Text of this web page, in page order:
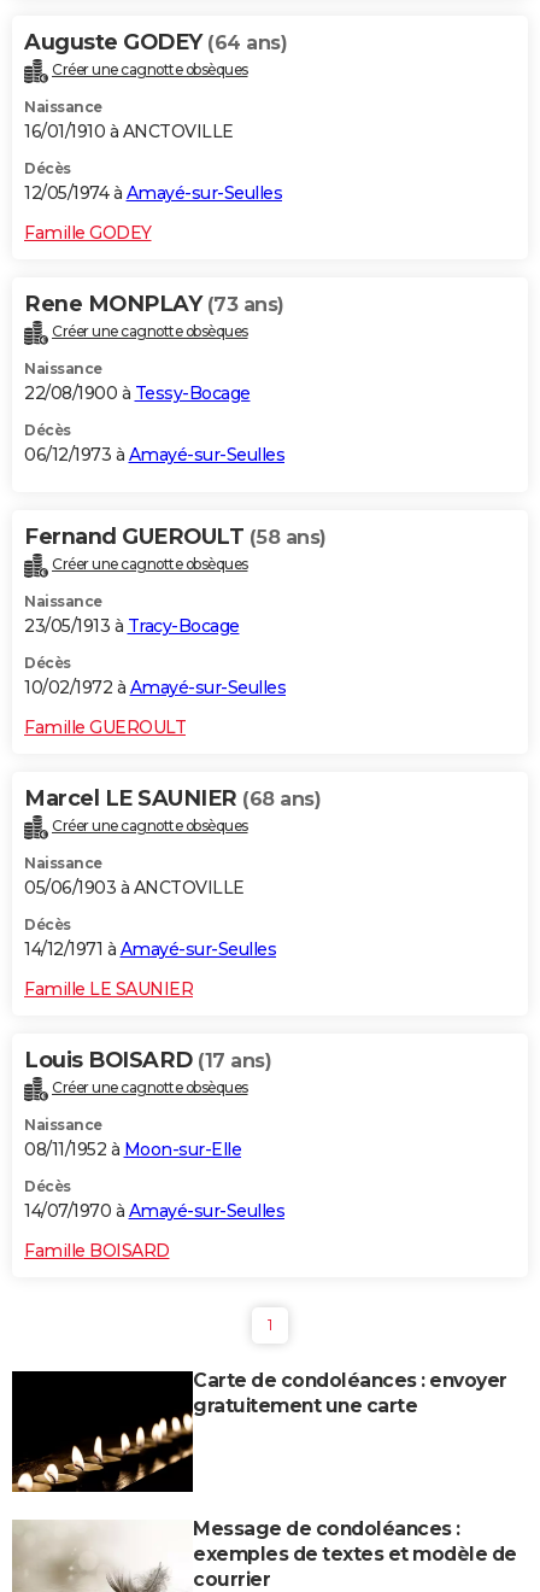
Auguste GODEY (64 ans)
Créer une cagnotte obsèques
Naissance
16/01/1910 à ANCTOVILLE
Décès
12/05/1974 à Amayé-sur-Seulles
Famille GODEY
Rene MONPLAY (73 ans)
Créer une cagnotte obsèques
Naissance
22/08/1900 à Tessy-Bocage
Décès
06/12/1973 à Amayé-sur-Seulles
Fernand GUEROULT (58 ans)
Créer une cagnotte obsèques
Naissance
23/05/1913 à Tracy-Bocage
Décès
10/02/1972 à Amayé-sur-Seulles
Famille GUEROULT
Marcel LE SAUNIER (68 ans)
Créer une cagnotte obsèques
Naissance
05/06/1903 à ANCTOVILLE
Décès
14/12/1971 à Amayé-sur-Seulles
Famille LE SAUNIER
Louis BOISARD (17 ans)
Créer une cagnotte obsèques
Naissance
08/11/1952 à Moon-sur-Elle
Décès
14/07/1970 à Amayé-sur-Seulles
Famille BOISARD
1
Carte de condoléances : envoyer
gratuitement une carte
Message de condoléances :
exemples de textes et modèle de
courrier